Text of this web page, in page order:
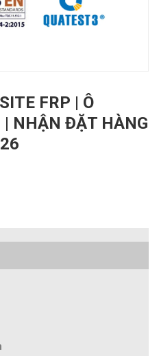
FRP | Ô
NHẬN ĐẶT HÀNG